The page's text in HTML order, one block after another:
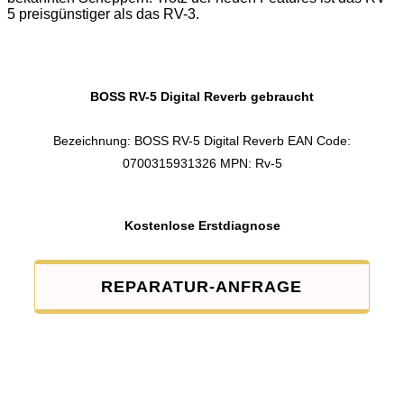
5 preisgünstiger als das RV-3.
BOSS RV-5 Digital Reverb gebraucht
Bezeichnung: BOSS RV-5 Digital Reverb EAN Code:
0700315931326 MPN: Rv-5
Kostenlose Erstdiagnose
REPARATUR-ANFRAGE